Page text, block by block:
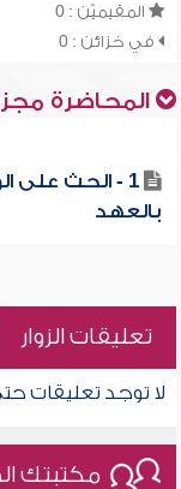
المقيميّن : 0
في خزائن : 0
المحاضرة
1 - الحث على
بالعهد
تعليقات الزوار
لا توجد تعليقات
مكتبتك